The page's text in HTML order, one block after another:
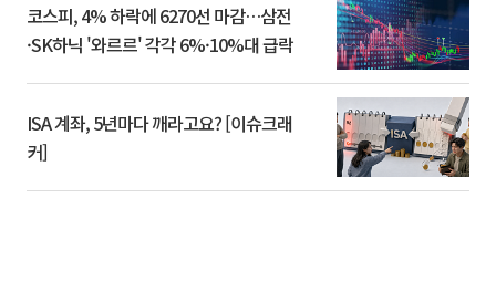
코스피, 4% 하락에 6270선 마감…삼전
·SK하닉 '와르르' 각각 6%·10%대 급락
ISA 계좌, 5년마다 깨라고요? [이슈크래
커]